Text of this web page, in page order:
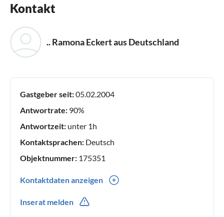
Kontakt
.. Ramona Eckert aus Deutschland
Gastgeber seit:05.02.2004
Antwortrate: 90%
Antwortzeit: unter 1h
Kontaktsprachen: Deutsch
Objektnummer: 175351
Kontaktdaten anzeigen
Inserat melden